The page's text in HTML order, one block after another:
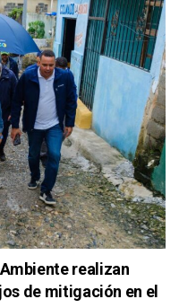
realizan
de mitigación en el